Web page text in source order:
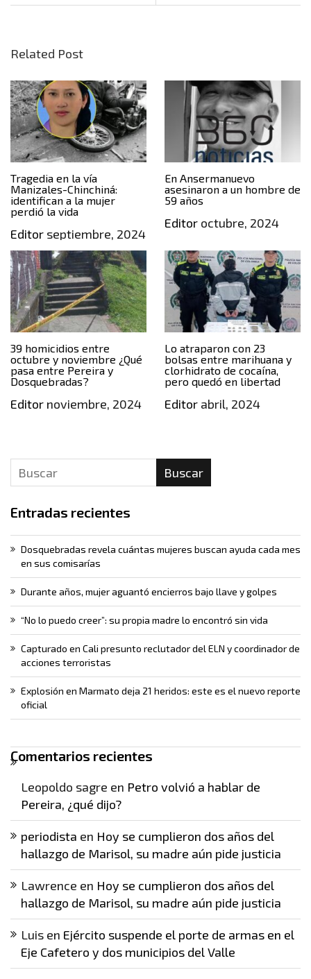
Related Post
Tragedia en la vía
Manizales-Chinchiná:
identifican a la mujer
perdió la vida
Editor septiembre, 2024
En Ansermanuevo
asesinaron a un hombre de
59 años
Editoroctubre, 2024
39 homicidios entre
octubre y noviembre ¿Qué
pasa entre Pereira y
Dosquebradas?
Editor noviembre, 2024
Lo atraparon con 23
bolsas entre marihuana y
clorhidrato de cocaína,
pero quedó en libertad
Editorabril, 2024
Buscar
Entradas recientes
Dosquebradas revela cuántas mujeres buscan ayuda cada mes
en sus comisarías
Durante años, mujer aguantó encierros bajo llave y golpes
“No lo puedo creer”: su propia madre lo encontró sin vida
Capturado en Cali presunto reclutador del ELN y coordinador de
acciones terroristas
Explosión en Marmato deja 21 heridos: este es el nuevo reporte
oficial
Comentarios recientes
Leopoldo sagre en Petro volvió a hablar de
Pereira, ¿qué dijo?
periodista en Hoy se cumplieron dos años del
hallazgo de Marisol, su madre aún pide justicia
Lawrence en Hoy se cumplieron dos años del
hallazgo de Marisol, su madre aún pide justicia
Luis en Ejército suspende el porte de armas en el
Eje Cafetero y dos municipios del Valle